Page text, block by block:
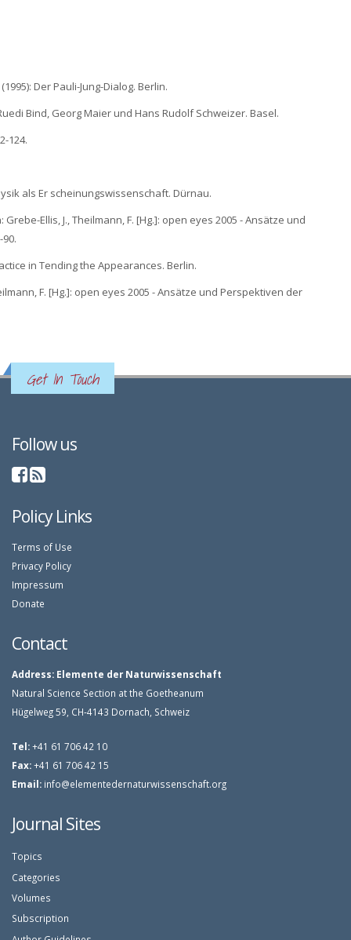
Der Pauli-Jung-Dialog. Berlin.
Bind, Georg Maier und Hans Rudolf Schweizer. Basel.
124.
als Er scheinungswissenschaft. Dürnau.
Ellis, J., Theilmann, F. [Hg.]: open eyes 2005 - Ansätze und
in Tending the Appearances. Berlin.
F. [Hg.]: open eyes 2005 - Ansätze und Perspektiven der
Get In Touch
Follow us
Policy Links
Terms of Use
Privacy Policy
Impressum
Donate
Contact
Address: Elemente der Naturwissenschaft
Natural Science Section at the Goetheanum
Hügelweg 59, CH-4143 Dornach, Schweiz
Tel:+41 61 706 42 10
Fax:+41 61 706 42 15
Email: info@elementedernaturwissenschaft.org
Journal Sites
Topics
Categories
Volumes
Subscription